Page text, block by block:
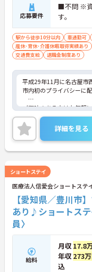
応募要件
■不問 ※資
す。
駅から徒歩10分以内 車通勤可
産休･育休･介護休暇取得実績あり
交通費支給
退職金制度あり
平成29年11月に名古屋市
市内初のプライバシーに
ご興味のある方はお気軽
詳細を見る
ショートステイ
医療法人信愛会ショートステ
【愛知県／豊川市
あり♪ショートス
員〉
給料
月収 17.8
年収 273
込